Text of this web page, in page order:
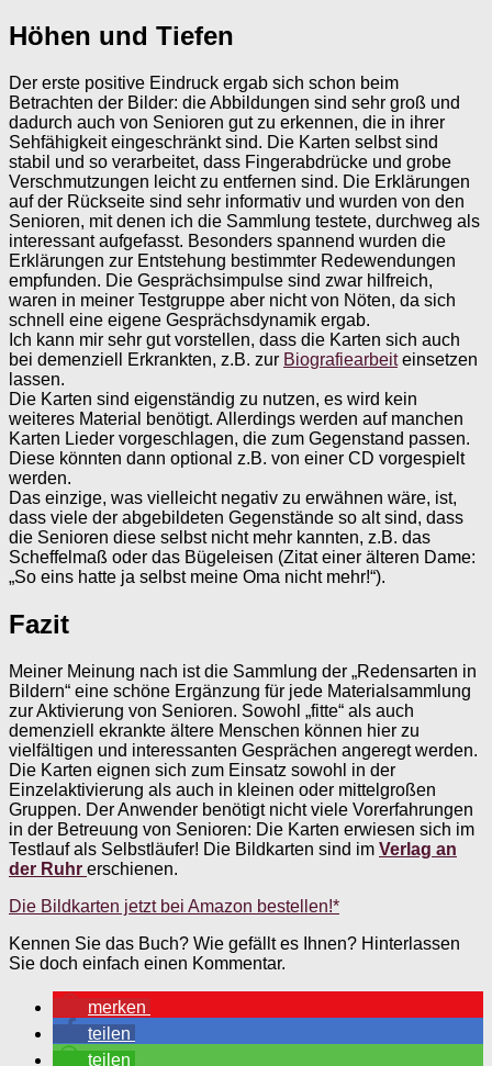
Höhen und Tiefen
Der erste positive Eindruck ergab sich schon beim
Betrachten der Bilder: die Abbildungen sind sehr groß und
dadurch auch von Senioren gut zu erkennen, die in ihrer
Sehfähigkeit eingeschränkt sind. Die Karten selbst sind
stabil und so verarbeitet, dass Fingerabdrücke und grobe
Verschmutzungen leicht zu entfernen sind. Die Erklärungen
auf der Rückseite sind sehr informativ und wurden von den
Senioren, mit denen ich die Sammlung testete, durchweg als
interessant aufgefasst. Besonders spannend wurden die
Erklärungen zur Entstehung bestimmter Redewendungen
empfunden. Die Gesprächsimpulse sind zwar hilfreich,
waren in meiner Testgruppe aber nicht von Nöten, da sich
schnell eine eigene Gesprächsdynamik ergab.
Ich kann mir sehr gut vorstellen, dass die Karten sich auch
bei demenziell Erkrankten, z.B. zur Biografiearbeiteinsetzen
lassen.
Die Karten sind eigenständig zu nutzen, es wird kein
weiteres Material benötigt. Allerdings werden auf manchen
Karten Lieder vorgeschlagen, die zum Gegenstand passen.
Diese könnten dann optional z.B. von einer CD vorgespielt
werden.
Das einzige, was vielleicht negativ zu erwähnen wäre, ist,
dass viele der abgebildeten Gegenstände so alt sind, dass
die Senioren diese selbst nicht mehr kannten, z.B. das
Scheffelmaß oder das Bügeleisen (Zitat einer älteren Dame:
„So eins hatte ja selbst meine Oma nicht mehr!“).
Fazit
Meiner Meinung nach ist die Sammlung der „Redensarten in
Bildern“ eine schöne Ergänzung für jede Materialsammlung
zur Aktivierung von Senioren. Sowohl „fitte“ als auch
demenziell ekrankte ältere Menschen können hier zu
vielfältigen und interessanten Gesprächen angeregt werden.
Die Karten eignen sich zum Einsatz sowohl in der
Einzelaktivierung als auch in kleinen oder mittelgroßen
Gruppen. Der Anwender benötigt nicht viele Vorerfahrungen
in der Betreuung von Senioren: Die Karten erwiesen sich im
Testlauf als Selbstläufer! Die Bildkarten sind im Verlag an
der Ruhr erschienen.
Die Bildkarten jetzt bei Amazon bestellen!*
Kennen Sie das Buch? Wie gefällt es Ihnen? Hinterlassen
Sie doch einfach einen Kommentar.
merken
teilen
teilen